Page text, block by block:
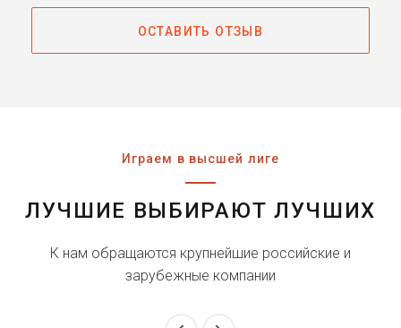
ОСТАВИТЬ ОТЗЫВ
Играем в высшей лиге
ЛУЧШИЕ ВЫБИРАЮТ ЛУЧШИХ
К нам обращаются крупнейшие российские и
зарубежные компании